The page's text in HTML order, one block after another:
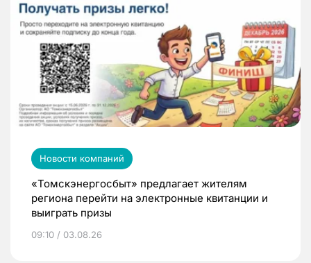
Новости компаний
«Томскэнергосбыт» предлагает жителям
региона перейти на электронные квитанции и
выиграть призы
09:10 / 03.08.26